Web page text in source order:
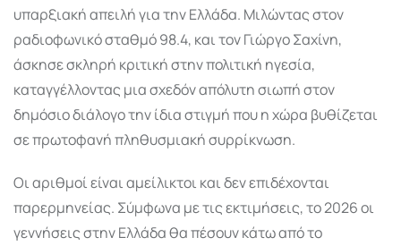
υπαρξιακή απειλή για την Ελλάδα. Μιλώντας στον
ραδιοφωνικό σταθμό 98.4, και τον Γιώργο Σαχίνη,
άσκησε σκληρή κριτική στην πολιτική ηγεσία,
καταγγέλλοντας μια σχεδόν απόλυτη σιωπή στον
δημόσιο διάλογο την ίδια στιγμή που η χώρα βυθίζεται
σε πρωτοφανή πληθυσμιακή συρρίκνωση.
Οι αριθμοί είναι αμείλικτοι και δεν επιδέχονται
παρερμηνείας. Σύμφωνα με τις εκτιμήσεις, το 2026 οι
γεννήσεις στην Ελλάδα θα πέσουν κάτω από το